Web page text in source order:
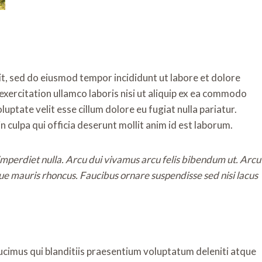
sed do eiusmod tempor incididunt ut labore et dolore
ullamco laboris nisi ut aliquip ex ea commodo
velit esse cillum dolore eu fugiat nulla pariatur.
culpa qui officia deserunt mollit anim id est laborum.
nulla. Arcu dui vivamus arcu felis bibendum ut. Arcu
mauris rhoncus. Faucibus ornare suspendisse sed nisi lacus
qui blanditiis praesentium voluptatum deleniti atque